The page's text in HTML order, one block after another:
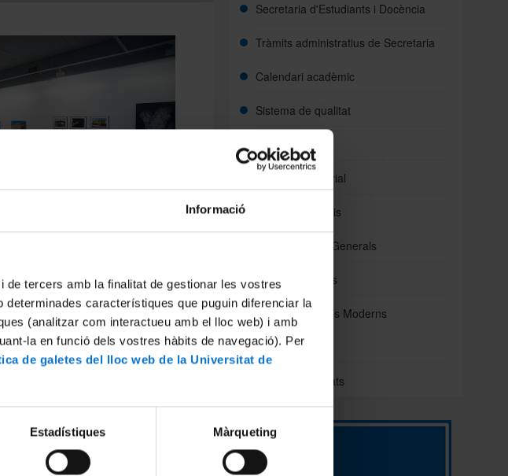
Informació
tercers amb la finalitat de gestionar les vostres
característiques que puguin diferenciar la
(analitzar com interactueu amb el lloc web) i amb
la en funció dels vostres hàbits de navegació). Per
de galetes del lloc web de la Universitat de
Estadístiques Màrqueting
vinculats a la docència
o resultat derivat de l’intercanvi
els que la facultat tingui convenis
Secretaria d'Estudiants i Docència
Tràmits administratius de Secretaria
Calendari acadèmic
Sistema de qualitat
Normatives
Pla d'acció tutorial
Reserva d'espais
Oficina d'Afers Generals
Lloguer d'espais
Escola d'Idiomes Moderns
CRAI Biblioteca
Difusió d'activitats